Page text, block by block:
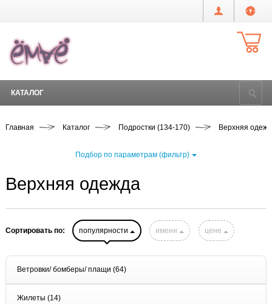
КАТАЛОГ
Главная Каталог Подростки (134-170) Верхняя
Подбор по параметрам (фильтр)
Верхняя одежда
Сортировать по: популярности имени цене
Ветровки/ бомберы/ плащи (64)
Жилеты (14)